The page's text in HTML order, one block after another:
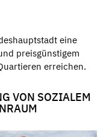
eine
preisgünstigem
erreichen.
VON SOZIALEM